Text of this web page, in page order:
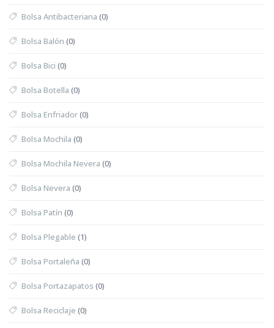
Bolsa Antibacteriana (0)
Bolsa Balón (0)
Bolsa Bici (0)
Bolsa Botella (0)
Bolsa Enfriador(0)
Bolsa Mochila (0)
Bolsa Mochila Nevera (0)
Bolsa Nevera (0)
Bolsa Patín (0)
Bolsa Plegable (1)
Bolsa Portaleña (0)
Bolsa Portazapatos (0)
Bolsa Reciclaje (0)